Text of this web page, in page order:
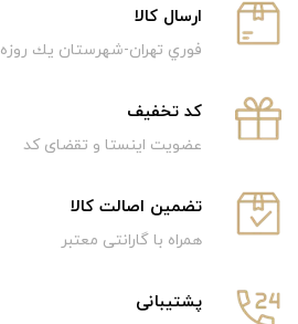
ارسال كالا
فوري تهران-شهرستان يك روزه
كد تخفيف
عضویت اینستا و تقضای کد
تضمین اصالت کالا
همراه با گارانتی معتبر
پشتیبانی